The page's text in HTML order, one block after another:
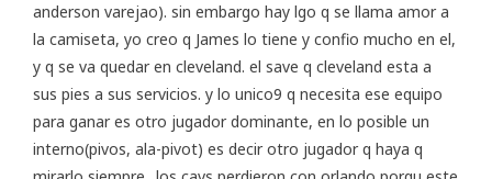
anderson varejao). sin embargo hay lgo q se llama amor a
la camiseta, yo creo q James lo tiene y confio mucho en el,
y q se va quedar en cleveland. el save q cleveland esta a
sus pies a sus servicios. y lo unico9 q necesita ese equipo
para ganar es otro jugador dominante, en lo posible un
interno(pivos, ala-pivot) es decir otro jugador q haya q